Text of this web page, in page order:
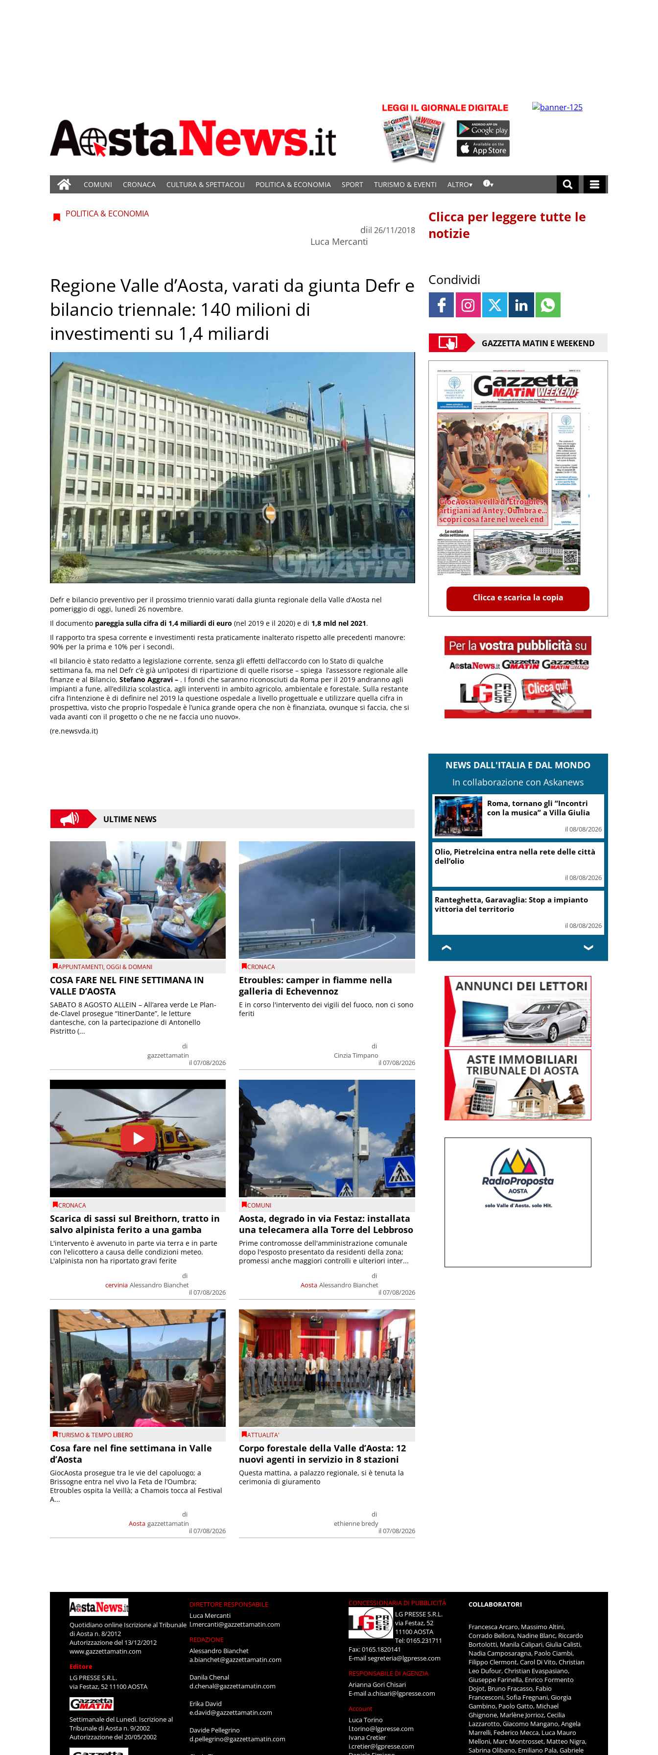
COMUNI CRONACA CULTURA & SPETTACOLI POLITICA & ECONOMIA SPORT TURISMO & EVENTI ALTRO
POLITICA & ECONOMIA
di
Luca Mercanti
il 26/11/2018
Regione Valle d’Aosta, varati da giunta Defr e
bilancio triennale: 140 milioni di
investimenti su 1,4 miliardi
Defr e bilancio preventivo per il prossimo triennio varati dalla giunta regionale della Valle d’Aosta nel
pomeriggio di oggi, lunedì 26 novembre.
Il documento pareggia sulla cifra di 1,4 miliardi di euro (nel 2019 e il 2020) e di 1,8 mld nel 2021.
Il rapporto tra spesa corrente e investimenti resta praticamente inalterato rispetto alle precedenti manovre:
90% per la prima e 10% per i secondi.
«Il bilancio è stato redatto a legislazione corrente, senza gli effetti dell’accordo con lo Stato di qualche
settimana fa, ma nel Defr c’è già un’ipotesi di ripartizione di quelle risorse – spiega l’assessore regionale alle
finanze e al Bilancio, Stefano Aggravi – . I fondi che saranno riconosciuti da Roma per il 2019 andranno agli
impianti a fune, all’edilizia scolastica, agli interventi in ambito agricolo, ambientale e forestale. Sulla restante
cifra l’intenzione è di definire nel 2019 la questione ospedale a livello progettuale e utilizzare quella cifra in
prospettiva, visto che proprio l’ospedale è l’unica grande opera che non è finanziata, ovunque si faccia, che si
vada avanti con il progetto o che ne ne faccia uno nuovo».
(re.newsvda.it)
ULTIME NEWS
APPUNTAMENTI,OGGI & DOMANI
COSA FARE NEL FINE SETTIMANA IN
VALLE D’AOSTA
di
gazzettamatin
il 07/08/2026
SABATO 8 AGOSTO ALLEIN – All’area verde Le Plan-
de-Clavel prosegue “ItinerDante”, le letture
dantesche, con la partecipazione di Antonello
Pistritto (...
CRONACA
Etroubles: camper in fiamme nella
galleria di Echevennoz
di
Cinzia Timpano
il 07/08/2026
E in corso l'intervento dei vigili del fuoco, non ci sono
feriti
CRONACA
Scarica di sassi sul Breithorn, tratto in
salvo alpinista ferito a una gamba
cervinia
di
Alessandro Bianchet
il 07/08/2026
L'intervento è avvenuto in parte via terra e in parte
con l'elicottero a causa delle condizioni meteo.
L'alpinista non ha riportato gravi ferite
COMUNI
Aosta, degrado in via Festaz: installata
una telecamera alla Torre del Lebbroso
Aosta
di
Alessandro Bianchet
il 07/08/2026
Prime contromosse dell'amministrazione comunale
dopo l'esposto presentato da residenti della zona;
promessi anche maggiori controlli e ulteriori inter...
TURISMO & TEMPO LIBERO
Cosa fare nel fine settimana in Valle
d’Aosta
Aosta
di
gazzettamatin
il 07/08/2026
GiocAosta prosegue tra le vie del capoluogo; a
Brissogne entra nel vivo la Feta de l’Oumbra;
Etroubles ospita la Veillà; a Chamois tocca al Festival
A...
ATTUALITA'
Corpo forestale della Valle d’Aosta: 12
nuovi agenti in servizio in 8 stazioni
di
ethienne bredy
il 07/08/2026
Questa mattina, a palazzo regionale, si è tenuta la
cerimonia di giuramento
Clicca per leggere tutte le
notizie
Condividi
GAZZETTA MATIN E WEEKEND
Clicca e scarica la copia
NEWS DALL'ITALIA E DAL MONDO
In collaborazione con Askanews
Roma, tornano gli “Incontri
con la musica” a Villa Giulia
il 08/08/2026
Olio, Pietrelcina entra nella rete delle città
dell’olio
il 08/08/2026
Ranteghetta, Garavaglia: Stop a impianto
vittoria del territorio
il 08/08/2026
❮ ❯
Quotidiano online Iscrizione al Tribunale
di Aosta n. 8/2012
Autorizzazione del 13/12/2012
www.gazzettamatin.com
Editore
LG PRESSE S.R.L.
via Festaz, 52 11100 AOSTA
Settimanale del Lunedì. Iscrizione al
Tribunale di Aosta n. 9/2002
Autorizzazione del 20/05/2002
DIRETTORE RESPONSABILE
Luca Mercanti
l.mercanti@gazzettamatin.com
REDAZIONE
Alessandro Bianchet
a.bianchet@gazzettamatin.com
Danila Chenal
d.chenal@gazzettamatin.com
Erika David
e.david@gazzettamatin.com
Davide Pellegrino
d.pellegrino@gazzettamatin.com
CONCESSIONARIA DI PUBBLICITÀ
LG PRESSE S.R.L.
via Festaz, 52
11100 AOSTA
Tel: 0165.231711
Fax: 0165.1820141
E-mailsegreteria@lgpresse.com
RESPONSABILE DI AGENZIA
Arianna Gori Chisari
E-maila.chisari@lgpresse.com
Account
Luca Torino
l.torino@lgpresse.com
Ivana Cretier
i.cretier@lgpresse.com
COLLABORATORI
Francesca Arcaro, Massimo Altini,
Corrado Bellora, Nadine Blanc, Riccardo
Bortolotti, Manila Calipari, Giulia Calisti,
Nadia Camposaragna, Paolo Ciambi,
Filippo Clermont, Carol Di Vito, Christian
Leo Dufour, Christian Evaspasiano,
Giuseppe Farinella, Enrico Formento
Dojot, Bruno Fracasso, Fabio
Francesconi, Sofia Fregnani, Giorgia
Gambino, Paolo Gatto, Michael
Ghignone, Marlène Jorrioz, Cecilia
Lazzarotto, Giacomo Mangano, Angela
Marrelli, Federico Mecca, Luca Mauro
Melloni, Marc Montrosset, Matteo Nigra,
Sabrina Olibano, Emiliano Pala, Gabriele